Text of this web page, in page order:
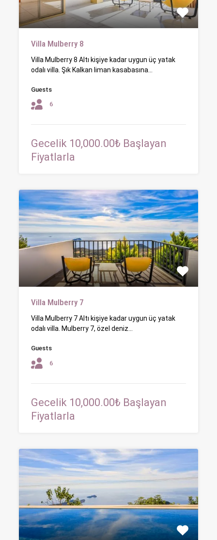
Villa Mulberry 8
Villa Mulberry 8 Altı kişiye kadar uygun üç yatak
odalı villa. Şık Kalkan liman kasabasına…
Guests
6
Gecelik 10,000.00₺ Başlayan
Fiyatlarla
Villa Mulberry 7
Villa Mulberry 7 Altı kişiye kadar uygun üç yatak
odalı villa. Mulberry 7, özel deniz…
Guests
6
Gecelik 10,000.00₺ Başlayan
Fiyatlarla